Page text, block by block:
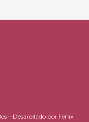
– Desarollado por Fenix